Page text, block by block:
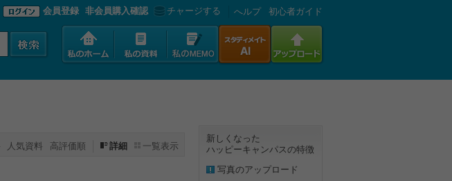
会員登録 非会員購入確認 チャージする へルプ 初心者ガイド
人気資料 高評価順 詳細 一覧表示
新しくなった
ハッピーキャンパスの特徴
写真のアップロード